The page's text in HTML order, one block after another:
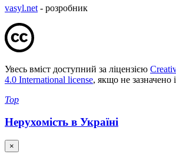
vasyl.net - розробник
Увесь вміст доступний за ліцензією
4.0 International license, якщо не зазначено
Top
Нерухомість в Україні
×